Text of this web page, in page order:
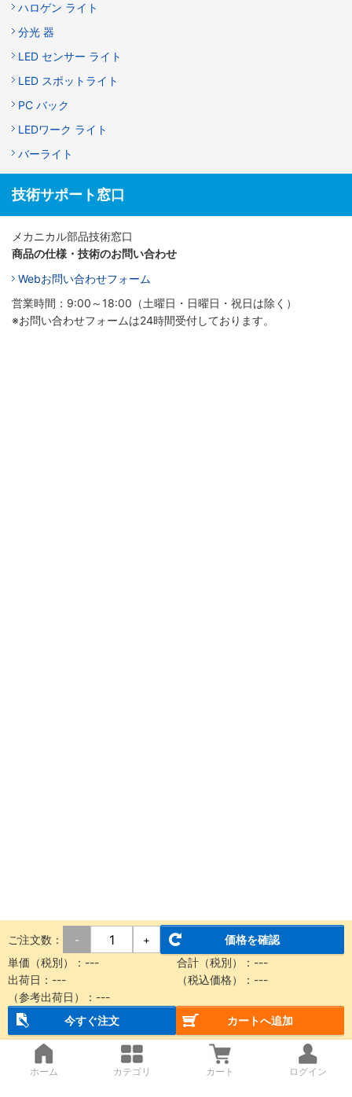
ハロゲン ライト
分光 器
LED センサー ライト
LED スポットライト
PC バック
LEDワーク ライト
バーライト
技術サポート窓口
メカニカル部品技術窓口
商品の仕様・技術のお問い合わせ
Webお問い合わせフォーム
営業時間：9:00～18:00（土曜日・日曜日・祝日は除く）
※お問い合わせフォームは24時間受付しております。
ご注文数： - +
価格を確認
単価（税別）： --- 合計（税別）： ---
出荷日： --- （税込価格）： ---
（参考出荷日）： ---
今すぐ注文
カートへ追加
ホーム カテゴリ カート ログイン